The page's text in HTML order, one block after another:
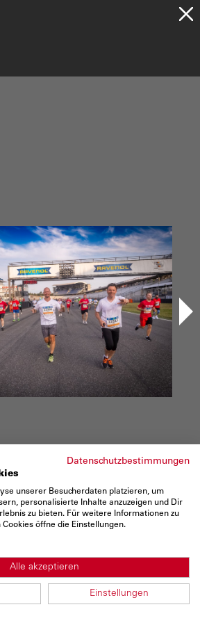
158 / 158
BASF FIRMENCUP
Datenschutzbestimmungen
unserer Besucherdaten platzieren, um
personalisierte Inhalte anzuzeigen und Dir
zu bieten. Für weitere Informationen zu
öffne die Einstellungen.
Alle akzeptieren
Einstellungen